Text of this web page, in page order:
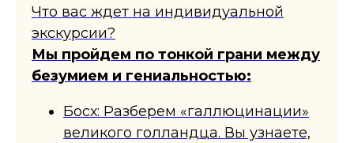
Что вас ждет на индивидуальной
экскурсии?
​Мы пройдем по тонкой грани между
безумием и гениальностью:
Босх: Разберем «галлюцинации»
великого голландца. Вы узнаете,